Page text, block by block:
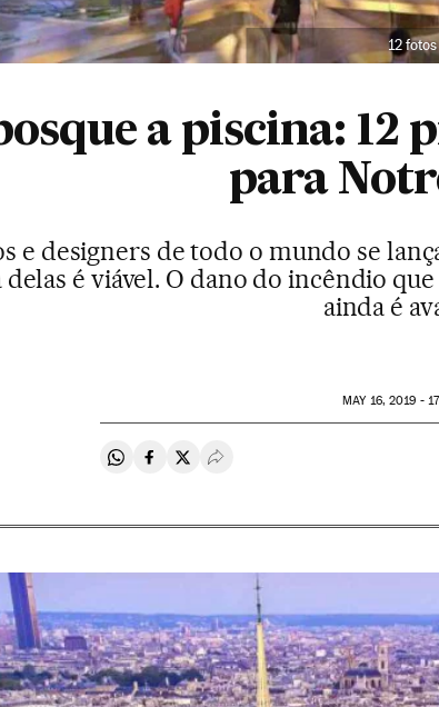
12 fotos
a piscina: 12
para
e designers de todo o mundo se
é viável. O dano do incêndio
ainda é
MAY16, 2019 -
Compartir en Whatsapp
Compartir en Facebook
Compartir en Twitter
Desplegar Redes Sociales